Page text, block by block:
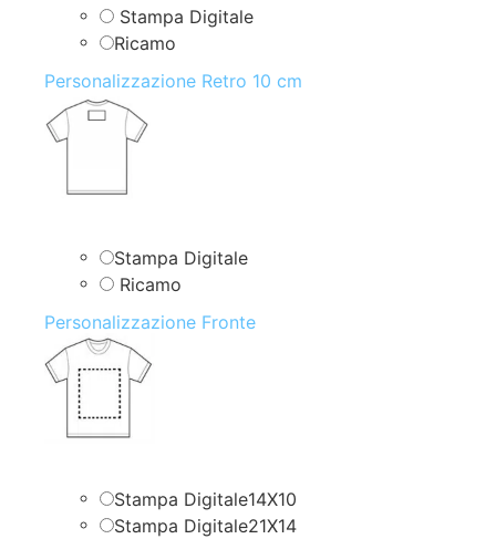
Stampa Digitale
Ricamo
Personalizzazione Retro 10 cm
Stampa Digitale
Ricamo
Personalizzazione Fronte
Stampa Digitale14X10
Stampa Digitale21X14